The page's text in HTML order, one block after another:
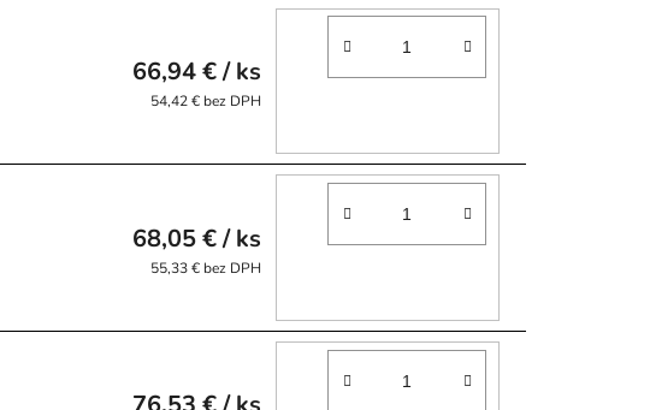
66,94 €/ ks
54,42 € bez DPH
68,05 €/ ks
55,33 € bez DPH